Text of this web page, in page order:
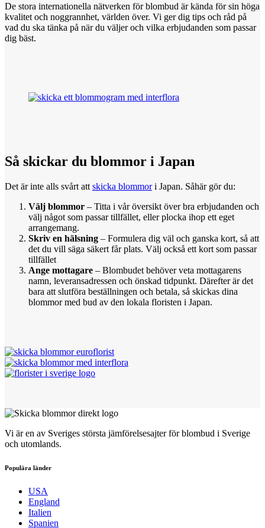
De stora internationella nätverken för blombud är kända för sin höga
kvalitet och noggrannhet, världen över. Vi ger dig tips och råd på
vad du ska tänka på när du väljer och vilka erbjudanden som passar
dig bäst.
Så skickar du blommor i Japan
Det är inte alls svårt att skicka blommori Japan. Såhär gör du:
Välj blommor – Titta i vår översikt över bra erbjudanden och
välj något som passar tillfället, eller plocka ihop ett eget
arrangemang.
Skriv en hälsning – Formulera dig väl och ganska kort, så att
det du vill säga säkert får plats. Välj också ett kort som passar
tillfället
Ange mottagare – Blombudet behöver veta mottagarens
namn, leveransadressen och önskad tidpunkt. Därefter är det
bara att slutföra beställningen och betala, så skickas dina
blommor med bud av den lokala floristen i Japan.
Vi är en av Sveriges största jämförelsesajter för blombud i Sverige
och utomlands.
Populära länder
USA
England
Italien
Spanien